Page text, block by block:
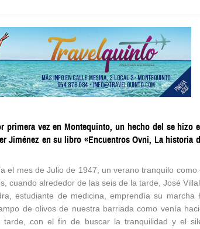
primera vez en Montequinto, un hecho del se hizo
Jiménez en su libro «Encuentros Ovni, La historia
el mes de Julio de 1947, un verano tranquilo como
cuando alrededor de las seis de la tarde, José
estudiante de medicina, emprendía su marcha
de olivos de nuestra barriada como venía
tarde, con el fin de buscar la tranquilidad y el